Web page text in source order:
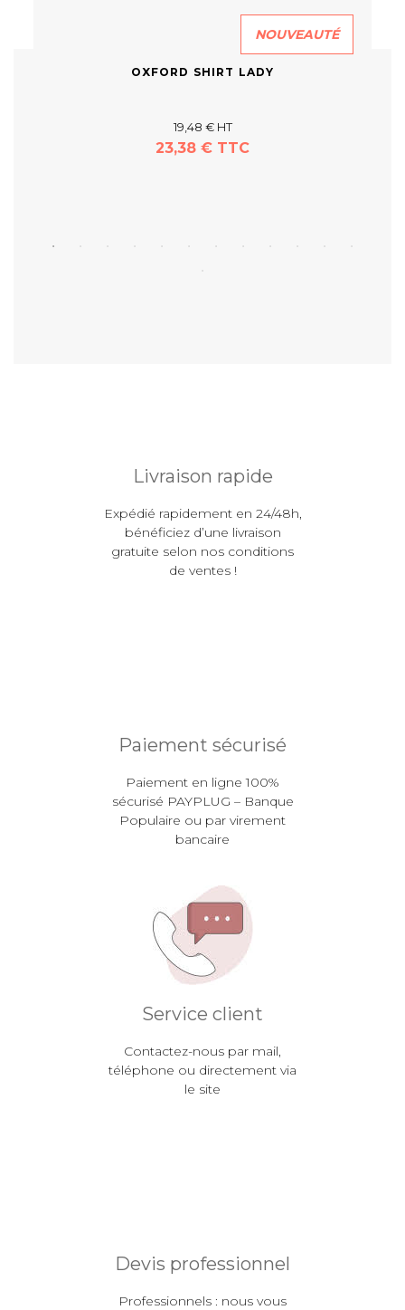
NOUVEAUTÉ
OXFORD SHIRT LADY
19,48 € HT
23,38 € TTC
Livraison rapide
Expédié rapidement en 24/48h,
bénéficiez d’une livraison
gratuite selon nos conditions
de ventes !
Paiement sécurisé
Paiement en ligne 100%
sécurisé PAYPLUG – Banque
Populaire ou par virement
bancaire
Service client
Contactez-nous par mail,
téléphone ou directement via
le site
Devis professionnel
Professionnels : nous vous